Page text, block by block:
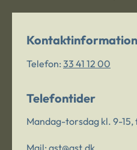
Kontaktinformation
Telefon: 33 41 12 00
Telefontider
Mandag-torsdag kl. 9-15,